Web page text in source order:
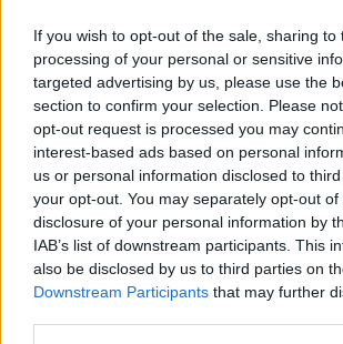
If you wish to opt-out of the sale, sharing to
processing of your personal or sensitive
targeted advertising by us, please use the
section to confirm your selection. Please
opt-out request is processed you may
interest-based ads based on personal
us or personal information disclosed to
your opt-out. You may separately opt-out
disclosure of your personal information by
IAB’s list of downstream participants. This
also be disclosed by us to third parties on
Downstream Participants that may further
Μέρα «σταθμός» για τον νέο
Αυτές είναι οι καινοτομίες που